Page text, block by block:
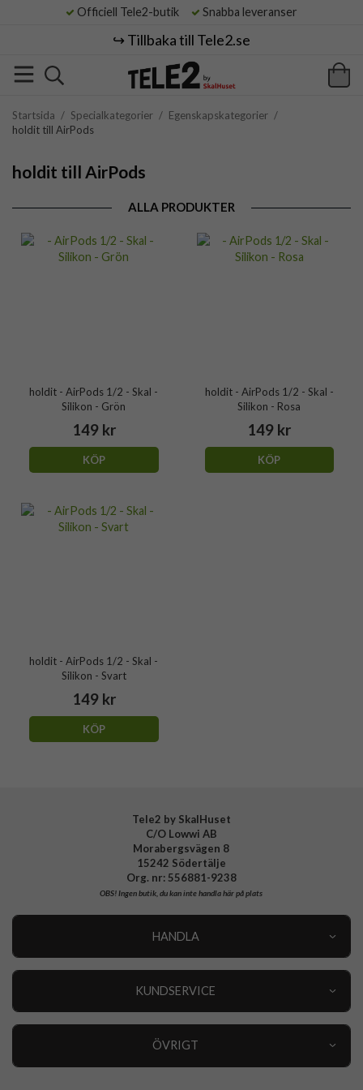
Officiell Tele2-butik Snabba leveranser
↪️ Tillbaka till Tele2.se
Startsida / Specialkategorier / Egenskapskategorier /
holdit till AirPods
holdit till AirPods
ALLA PRODUKTER
holdit - AirPods 1/2 - Skal -
Silikon - Grön
149 kr
KÖP
holdit - AirPods 1/2 - Skal -
Silikon - Rosa
149 kr
KÖP
holdit - AirPods 1/2 - Skal -
Silikon - Svart
149 kr
KÖP
Tele2 by SkalHuset
C/O Lowwi AB
Morabergsvägen 8
15242 Södertälje
Org. nr: 556881-9238
OBS!Ingen butik, du kan inte handla här på plats
HANDLA
KUNDSERVICE
ÖVRIGT